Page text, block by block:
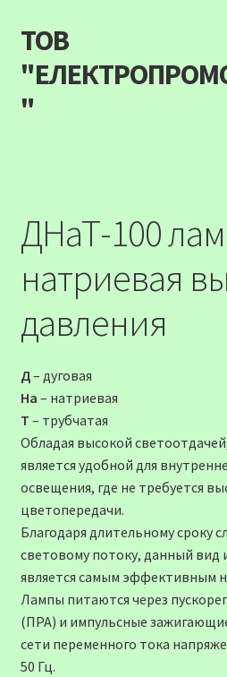
Перейти
до
навігації
Перейти
до
вмісту
ТОВ
"
Прайс
Контакти
Про компанію
Карта сайту
ДНаТ-100
натриевая
давления
Д– дуговая
На – натриевая
Т – трубчатая
Обладая высокой
является удобной для
освещения, где не требуется
цветопередачи.
Благодаря длительному сроку
световому потоку, данный вид
является самым эффективным
Лампы питаются через
(ПРА) и импульсные
сети переменного тока
50 Гц.